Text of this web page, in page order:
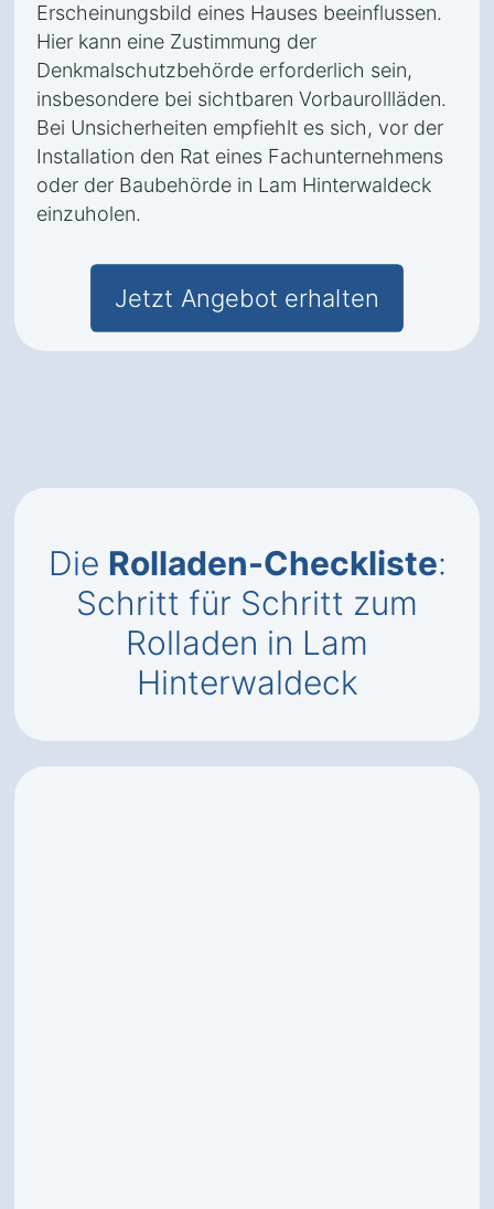
Erscheinungsbild eines Hauses beeinflussen.
Hier kann eine Zustimmung der
Denkmalschutzbehörde erforderlich sein,
insbesondere bei sichtbaren Vorbaurollläden.
Bei Unsicherheiten empfiehlt es sich, vor der
Installation den Rat eines Fachunternehmens
oder der Baubehörde in Lam Hinterwaldeck
einzuholen.
Jetzt Angebot erhalten
Die Rolladen-Checkliste:
Schritt für Schritt zum
Rolladen in Lam
Hinterwaldeck